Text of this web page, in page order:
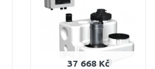
37 668 Kč